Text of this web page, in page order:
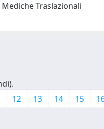
Traslazionali
12 13 14 15